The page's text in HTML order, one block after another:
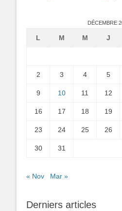
DÉCEMBRE
L M M J
2 3 4 5
9 10 11 12
16 17 18 19
23 24 25 26
30 31
« Nov Mar »
Derniers articles